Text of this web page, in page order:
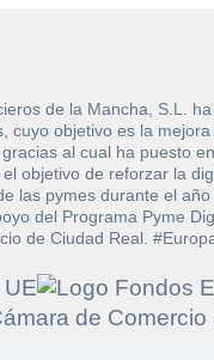
de la Mancha, S.L.
cuyo objetivo es la
al cual ha puesto
objetivo de reforzar la
las pymes durante el
del Programa Pyme
de Ciudad Real.